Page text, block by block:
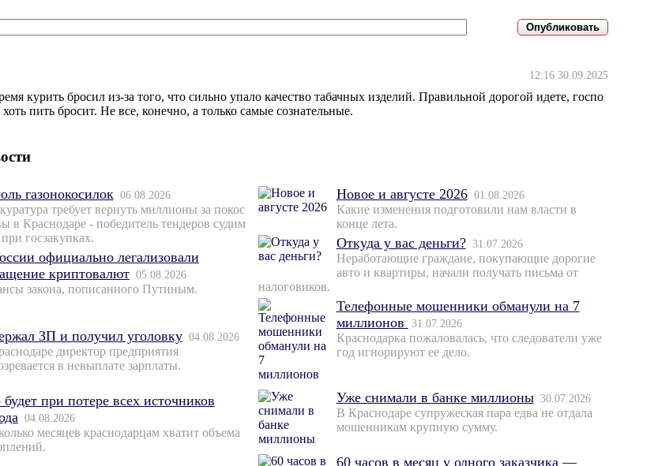
12:16 30.09.2025
курить бросил из-за того, что сильно упало качество табачных изделий. Правильной дорогой идете, госпо
пить бросит. Не все, конечно, а только самые сознательные.
газонокосилок 06.08.2026
требует вернуть миллионы за покос
в Краснодаре - победитель тендеров судим
госзакупках.
официально легализовали
криптовалют 05.08.2026
закона, пописанного Путиным.
ЗП и получил уголовку 04.08.2026
директор предприятия
в невыплате зарплаты.
при потере всех источников
04.08.2026
месяцев краснодарцам хватит объема
Новое и августе 2026 01.08.2026
Какие изменения подготовили нам власти в
конце лета.
Откуда у вас деньги? 31.07.2026
Неработающие граждане, покупающие дорогие
авто и квартиры, начали получать письма от
налоговиков.
Телефонные мошенники обманули на 7
миллионов
31.07.2026
Краснодарка пожаловалась, что следователи уже
год игнорируют ее дело.
Уже снимали в банке миллионы 30.07.2026
В Краснодаре супружеская пара едва не отдала
мошенникам крупную сумму.
60 часов в месяц у одного заказчика —